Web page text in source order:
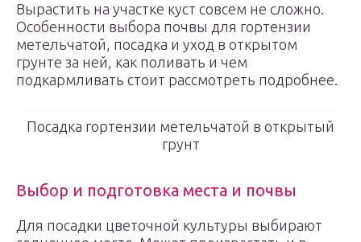
Вырастить на участке куст совсем не сложно.
Особенности выбора почвы для гортензии
метельчатой, посадка и уход в открытом
грунте за ней, как поливать и чем
подкармливать стоит рассмотреть подробнее.
Посадка гортензии метельчатой в открытый
грунт
Выбор и подготовка места и почвы
Для посадки цветочной культуры выбирают